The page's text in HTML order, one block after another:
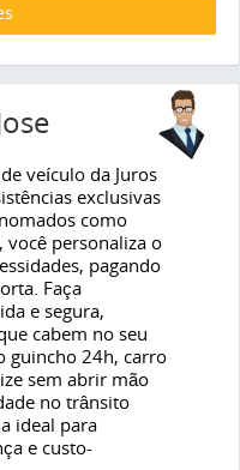
veículo da Juros
exclusivas
como
você personaliza o
pagando
Faça
e segura,
cabem no seu
guincho 24h, carro
sem abrir mão
no trânsito
ideal para
e custo-